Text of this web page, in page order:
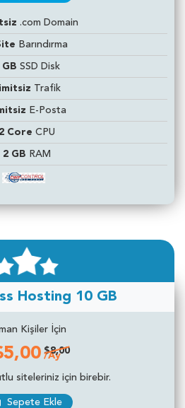
.com Domain
Barındırma
GB SSD Disk
Trafik
E-Posta
2 Core CPU
2 GB RAM
Hosting 10 GB
Kişiler İçin
$8,00
/Ay
siteleriniz için birebir.
Sepete Ekle